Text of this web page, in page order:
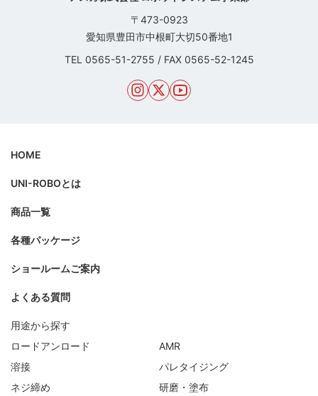
〒473-0923
愛知県豊田市中根町大切50番地1
TEL 0565-51-2755 / FAX 0565-52-1245
HOME
UNI-ROBOとは
商品一覧
各種パッケージ
ショールームご案内
よくある質問
用途から探す
ロードアンロード
AMR
溶接
パレタイジング
ネジ締め
研磨・塗布